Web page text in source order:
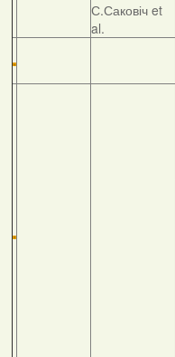
С.Саковіч et
al.